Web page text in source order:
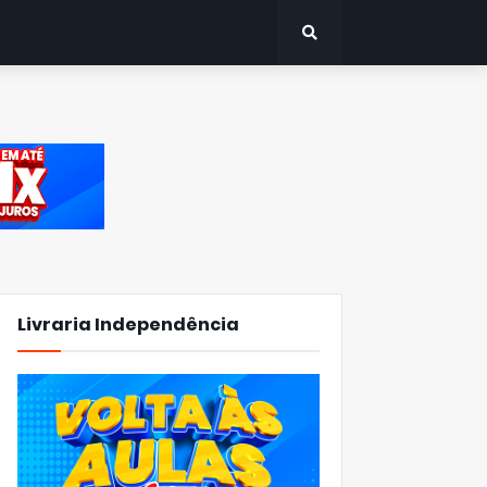
Livraria Independência